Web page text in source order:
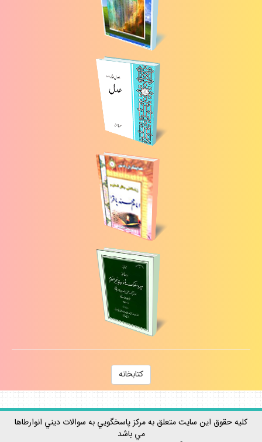
كتابخانه
كليه حقوق اين سايت متعلق به مركز پاسخگويي به سوالات ديني انوارطاها